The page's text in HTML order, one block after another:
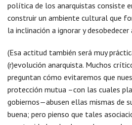
política de los anarquistas consiste
construir un ambiente cultural que
la inclinación a ignorar y
(Esa actitud también será muy
(r)evolución anarquista. Muchos
preguntan cómo evitaremos que
protección mutua –con las cuales
gobiernos—abusen ellas mismas de
buena; pero pienso que tales